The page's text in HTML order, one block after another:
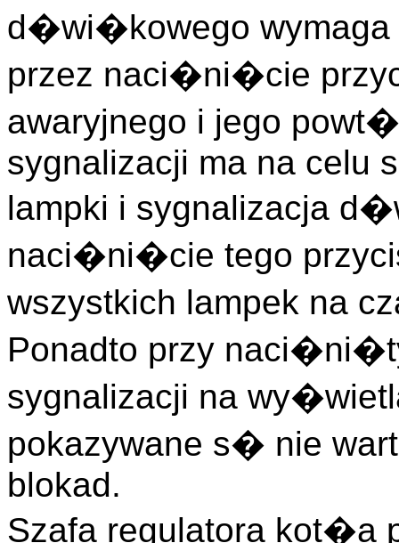
d�wi�kowego
przez naci�ni�cie
awaryjnego i jego
sygnalizacji ma na celu
lampki i sygnalizacja
naci�ni�cie tego
wszystkich lampek na
Ponadto przy
sygnalizacji na
pokazywane s� nie
blokad.
Szafa regulatora kot�a